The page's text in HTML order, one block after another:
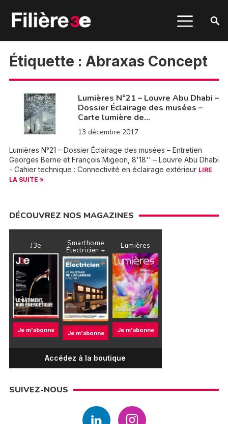
Étiquette : Abraxas Concept
Lumières N°21 – Louvre Abu Dhabi –
Dossier Éclairage des musées –
Carte lumière de…
13 décembre 2017
Lumières N°21 – Dossier Éclairage des musées – Entretien
Georges Berne et François Migeon, 8'18'' – Louvre Abu Dhabi
- Cahier technique : Connectivité en éclairage extérieur LIRE
LA SUITE »
DÉCOUVREZ NOS MAGAZINES
J3e
Je m'abonne
Smarthome
Électricien +
Je m'abonne
Lumières
Je m'abonne
Accédez à la boutique
SUIVEZ-NOUS